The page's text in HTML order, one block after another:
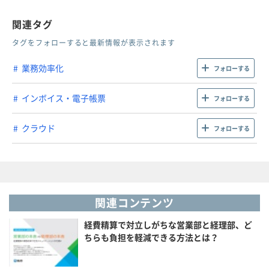
関連タグ
タグをフォローすると最新情報が表示されます
業務効率化 フォローする
インボイス・電子帳票 フォローする
クラウド フォローする
関連コンテンツ
経費精算で対立しがちな営業部と経理部、ど
ちらも負担を軽減できる方法とは？